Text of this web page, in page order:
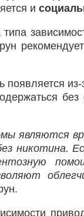
и
появляется
являются
никотина.